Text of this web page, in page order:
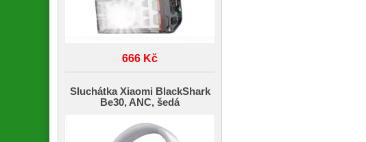
666 Kč
Sluchátka Xiaomi BlackShark
Be30, ANC, šedá